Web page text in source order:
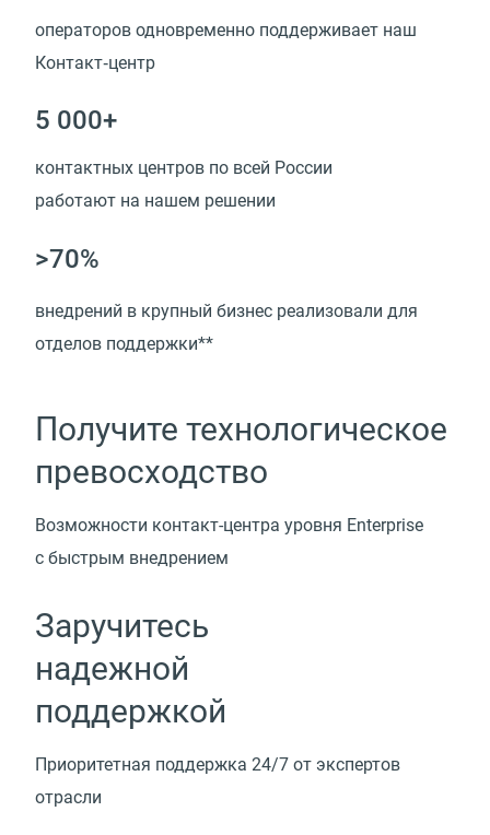
операторов одновременно поддерживает наш
Контакт‑центр
5 000+
контактных центров по всей России
работают на нашем решении
>70%
внедрений в крупный бизнес реализовали для
отделов поддержки**
Получите технологическое
превосходство
Возможности контакт-центра уровня Enterprise
с быстрым внедрением
Заручитесь
надежной
поддержкой
Приоритетная поддержка 24/7 от экспертов
отрасли